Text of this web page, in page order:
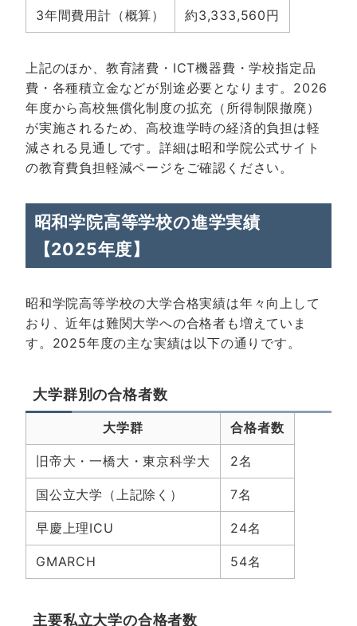
3年間費用計（概算） 約3,333,560円
上記のほか、教育諸費・ICT機器費・学校指定品
費・各種積立金などが別途必要となります。2026
年度から高校無償化制度の拡充（所得制限撤廃）
が実施されるため、高校進学時の経済的負担は軽
減される見通しです。詳細は昭和学院公式サイト
の教育費負担軽減ページ をご確認ください。
昭和学院高等学校の進学実績
【2025年度】
昭和学院高等学校の大学合格実績は年々向上して
おり、近年は難関大学への合格者も増えていま
す。2025年度の主な実績は以下の通りです。
大学群別の合格者数
大学群 合格者数
旧帝大・一橋大・東京科学大 2名
国公立大学（上記除く） 7名
早慶上理ICU 24名
GMARCH 54名
主要私立大学の合格者数